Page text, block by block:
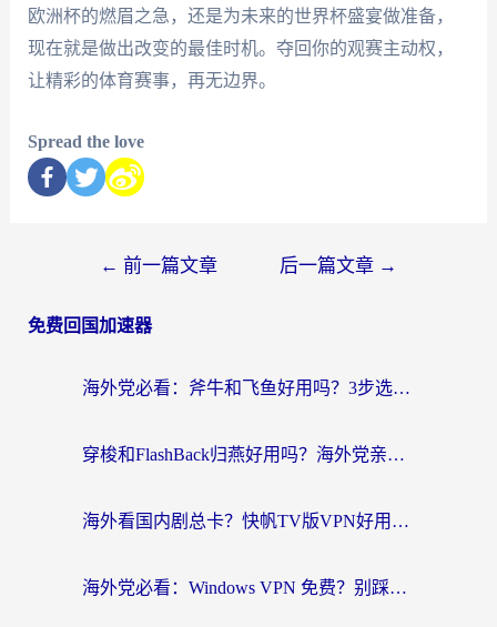
欧洲杯的燃眉之急，还是为未来的世界杯盛宴做准备，
现在就是做出改变的最佳时机。夺回你的观赛主动权，
让精彩的体育赛事，再无边界。
Spread the love
← 前一篇文章 后一篇文章 →
免费回国加速器
海外党必看：斧牛和飞鱼好用吗？3步选对回国加速器，无缝刷剧玩国服
穿梭和FlashBack归燕好用吗？海外党亲测3款热门回国加速器，教你选对不踩坑
海外看国内剧总卡？快帆TV版VPN好用吗？和快滚VPN对比哪个回国效果更好？
海外党必看：Windows VPN 免费？别踩坑！教你选对好用的国内加速器无缝回国